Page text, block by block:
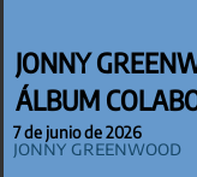
JONNY
ÁLBUM
7 de junio de 2026
Jonny Greenwood